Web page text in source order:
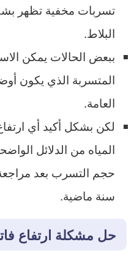
تسربات مخفية تظهر
البلاط.
ببعض الحالات يمكن
المتسربة الذي يكون
العامة.
لكن بشكل أكيد أي
المياه من الدلائل
حجم التسرب بعد
سنة ماضية.
حل مشكلة ارتفاع